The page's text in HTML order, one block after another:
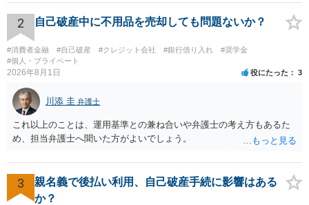
2 自己破産中に不用品を売却しても問題ないか？
#消費者金融 #自己破産 #クレジット会社 #銀行借り入れ
#奨学金
#個人・プライベート
2026年8月1日 役にたった 3
川添 圭 弁護士
これ以上のことは、運用基準との兼ね合いや弁護士の考え方もあるた
め、担当弁護士へ聞いた方がよいでしょう。
3
親名義で後払い利用、自己破産手続に影響はある
か？